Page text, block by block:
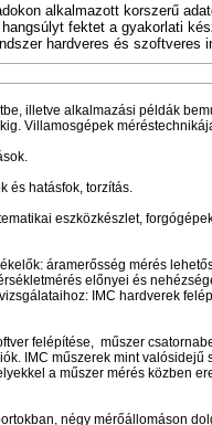
alkalmazott korszerű
fektet a gyakorlati
hardveres és szoftveres
illetve alkalmazási példák
Villamosgépek
és hatásfok, torzítás.
eszközkészlet,
áramerősség mérés
előnyei és
IMC hardverek
felépítése, műszer
IMC műszerek mint valósidejű
a műszer mérés közben
négy mérőállomáson